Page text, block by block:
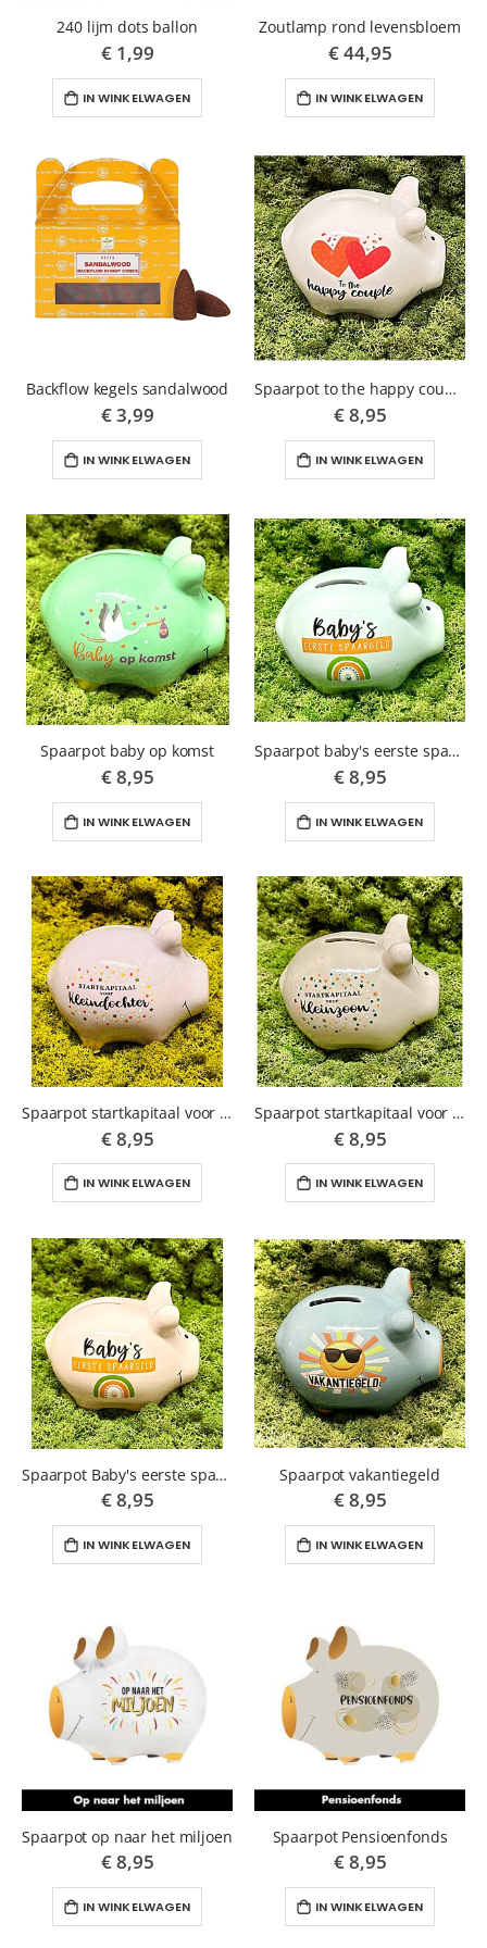
240 lijm dots ballon
€ 1,99
IN WINKELWAGEN
Zoutlamp rond levensbloem
€ 44,95
IN WINKELWAGEN
Backflow kegels sandalwood
€ 3,99
IN WINKELWAGEN
Spaarpot to the happy couple
€ 8,95
IN WINKELWAGEN
Spaarpot baby op komst
€ 8,95
IN WINKELWAGEN
Spaarpot baby's eerste spaargeld blauw
€ 8,95
IN WINKELWAGEN
Spaarpot startkapitaal voor kleindochter
€ 8,95
IN WINKELWAGEN
Spaarpot startkapitaal voor kleinzoon
€ 8,95
IN WINKELWAGEN
Spaarpot Baby's eerste spaargeld roze
€ 8,95
IN WINKELWAGEN
Spaarpot vakantiegeld
€ 8,95
IN WINKELWAGEN
Spaarpot op naar het miljoen
€ 8,95
IN WINKELWAGEN
Spaarpot Pensioenfonds
€ 8,95
IN WINKELWAGEN